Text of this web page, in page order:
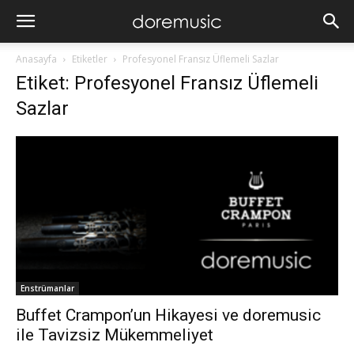
Anasayfa Etiketler Profesyonel Fransız Üflemeli Sazlar
Etiket: Profesyonel Fransız Üflemeli
Sazlar
Enstrümanlar
Buffet Crampon’un Hikayesi ve doremusic
ile Tavizsiz Mükemmeliyet